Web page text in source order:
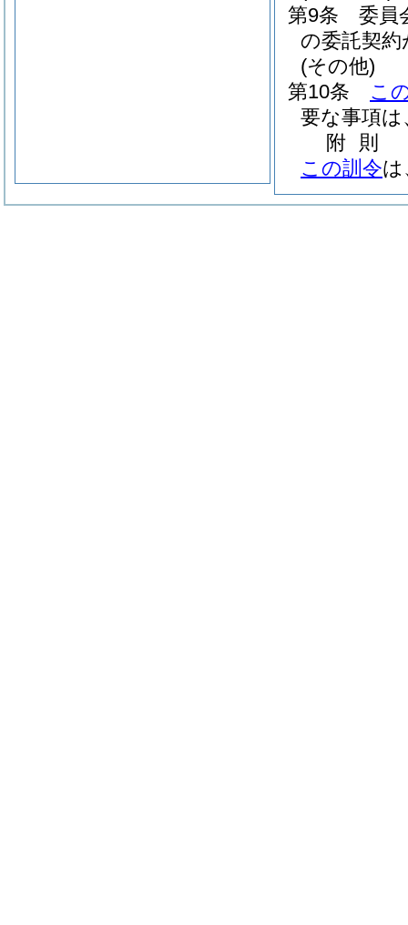
第9条
委員
の委託契
(その他)
第10条
こ
要な事項
附 則
この訓令は